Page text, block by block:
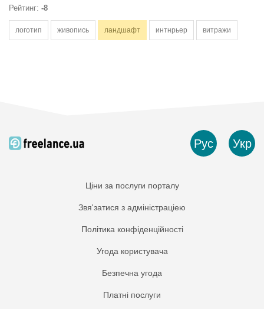
Рейтинг: -8
логотип живопись ландшафт интнрьер витражи
Рус Укр
Ціни за послуги порталу
Звя'затися з адміністраціею
Політика конфіденційності
Угода користувача
Безпечна угода
Платнi послуги